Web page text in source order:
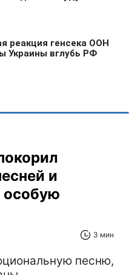
и
особую
3 мин
песню,